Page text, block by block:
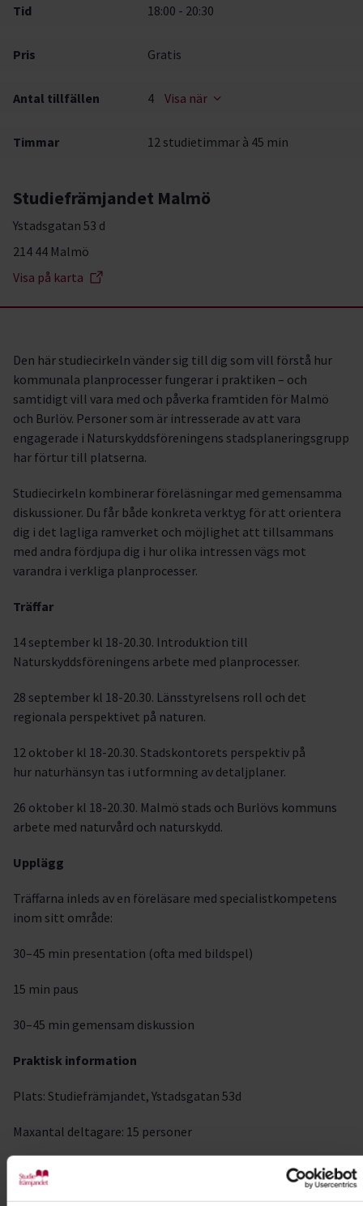
Tid 18:00 - 20:30
Pris Gratis
Antal tillfällen 4 Visa när
Timmar 12 studietimmar à 45 min
Studiefrämjandet Malmö
Ystadsgatan 53 d
214 44 Malmö
Visa på karta
Den här studiecirkeln vänder sig till dig som vill förstå hur
kommunala planprocesser fungerar i praktiken – och
samtidigt vill vara med och påverka framtiden för Malmö
och Burlöv. Personer som är intresserade av att vara
engagerade i Naturskyddsföreningens stadsplaneringsgrupp
har förtur till platserna.
Studiecirkeln kombinerar föreläsningar med gemensamma
diskussioner. Du får både konkreta verktyg för att orientera
dig i det lagliga ramverket och möjlighet att tillsammans
med andra fördjupa dig i hur olika intressen vägs mot
varandra i verkliga planprocesser.
Träffar
14 september kl 18-20.30. Introduktion till
Naturskyddsföreningens arbete med planprocesser.
28 september kl 18-20.30. Länsstyrelsens roll och det
regionala perspektivet på naturen.
12 oktober kl 18-20.30. Stadskontorets perspektiv på
hur naturhänsyn tas i utformning av detaljplaner.
26 oktober kl 18-20.30. Malmö stads och Burlövs kommuns
arbete med naturvård och naturskydd.
Upplägg
Träffarna inleds av en föreläsare med specialistkompetens
inom sitt område:
30–45 min presentation (ofta med bildspel)
15 min paus
30–45 min gemensam diskussion
Praktisk information
Plats: Studiefrämjandet, Ystadsgatan 53d
Maxantal deltagare: 15 personer
I samarbete med